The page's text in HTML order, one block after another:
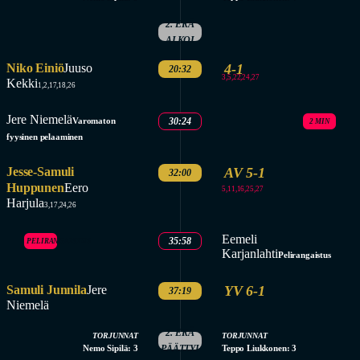
2. ERÄ
ALKOI
Niko EiniöJuuso
Kekki1,2,17,18,26
20:32 4-1
3,5,22,24,27
Jere NiemeläVaromaton
fyysinen pelaaminen
2 MIN
30:24
Jesse-Samuli
HuppunenEero
Harjula3,17,24,26
32:00 AV 5-1
5,11,16,25,27
35:58
Eemeli
KarjanlahtiPelirangaistus
PELIRANGAISTUS
Samuli JunnilaJere
Niemelä
37:19 YV 6-1
TORJUNNAT
Nemo Sipilä: 3
2. ERÄ
PÄÄTTYI
TORJUNNAT
Teppo Liukkonen: 3